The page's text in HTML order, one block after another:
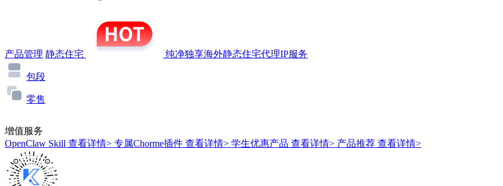
产品管理 静态住宅 纯净独享海外静态住宅代理IP服务
包段
零售
增值服务
OpenClaw Skill 查看详情> 专属Chorme插件 查看详情> 学生优惠产品 查看详情> 产品推荐 查看详情>